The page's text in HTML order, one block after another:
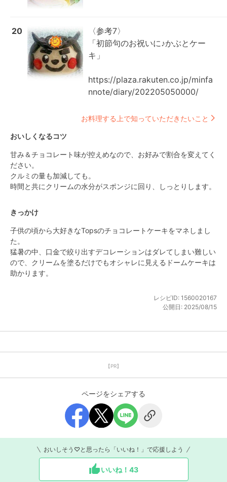
20
〈参考7〉
「初節句のお祝いに♪かぶとケー
キ」
https://plaza.rakuten.co.jp/minfa
nnote/diary/202205050000/
お料理する上で知っていただきたいこと
おいしくなるコツ
甘み＆チョコレート味が控えめなので、お好みで割合を変えてく
ださい。
クルミの量も加減しても。
時間と共にクリームの水分がスポンジに回り、しっとりします。
きっかけ
子供の頃から大好きなTopsのチョコレートケーキをマネしまし
た。
猛暑の中、口金で絞り出すデコレーションはダレてしまい難しい
ので、クリームを塗るだけでもオシャレに見えるドームケーキは
助かります。
レシピID: 1560020167
公開日: 2025/08/15
【PR】
ページをシェアする
おいしそう♡と思ったら「いいね！」で応援しよう
いいね！ 43